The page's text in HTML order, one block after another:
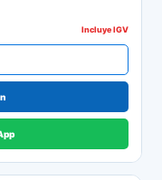
Incluye IGV